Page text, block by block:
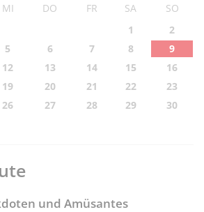
MI DO FR SA
SO
1
2
5 6 7 8
9
12 13 14 15
16
19 20 21 22
23
26 27 28 29
30
und Amüsantes